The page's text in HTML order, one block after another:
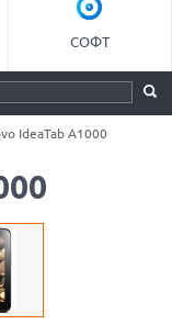
СОФТ
IdeaTab A1000